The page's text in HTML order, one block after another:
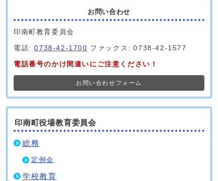
お問い合わせ
印南町教育委員会
電話:0738-42-1700 ファックス: 0738-42-1577
電話番号のかけ間違いにご注意ください！
お問い合わせフォーム
印南町役場教育委員会
総務
定例会
学校教育